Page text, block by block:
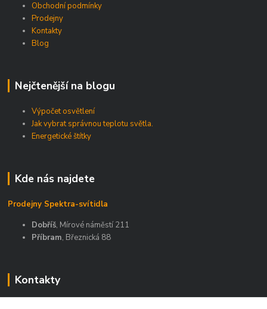
Obchodní podmínky
Prodejny
Kontakty
Blog
Nejčtenější na blogu
Výpočet osvětlení
Jak vybrat správnou teplotu světla.
Energetické štítky
Kde nás najdete
Prodejny Spektra-svítidla
Dobříš, Mírové náměstí 211
Příbram, Březnická 88
Kontakty